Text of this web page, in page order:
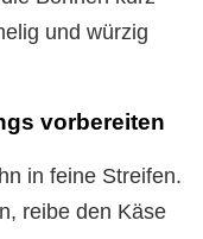
und würzig
vorbereiten
in feine Streifen.
reibe den Käse